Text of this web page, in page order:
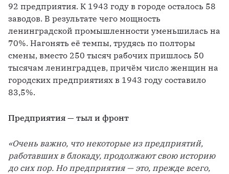
92 предприятия. К 1943 году в городе осталось 58
заводов. В результате чего мощность
ленинградской промышленности уменьшилась на
70%. Нагонять её темпы, трудясь по полторы
смены, вместо 250 тысяч рабочих пришлось 50
тысячам ленинградцев, причём число женщин на
городских предприятиях в 1943 году составило
83,5%.
Предприятия — тыл и фронт
«Очень важно, что некоторые из предприятий,
работавших в блокаду, продолжают свою историю
до сих пор. Но предприятия — это, прежде всего,